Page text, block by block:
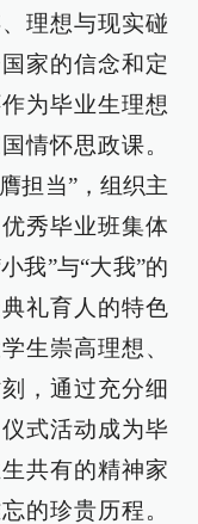
理想与现实碰
家的信念和定
为毕业生理想
情怀思政课。
担当”，组织主
秀毕业班集体
我”与“大我”的
礼育人的特色
生崇高理想、
，通过充分细
式活动成为毕
共有的精神家
的珍贵历程。